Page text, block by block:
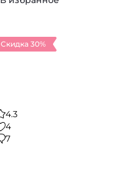
Скидка 30%
4.3
4
7